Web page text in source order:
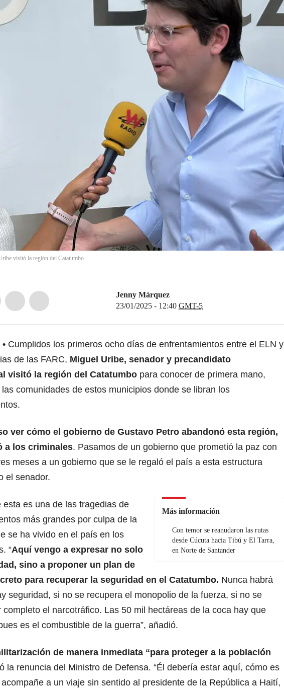
visitó la región del Catatumbo.
Jenny Márquez
23/01/2025 - 12:40 GMT-5
Cumplidos los primeros ocho días de enfrentamientos entre el ELN y
de las FARC, Miguel Uribe, senador y precandidato
visitó la región del Catatumbo para conocer de primera mano,
comunidades de estos municipios donde se libran los
ver cómo el gobierno de Gustavo Petro abandonó esta región,
a los criminales. Pasamos de un gobierno que prometió la paz con
meses a un gobierno que se le regaló el país a esta estructura
el senador.
Más información
Con temor se reanudaron las rutas
desde Cúcuta hacia Tibú y El Tarra,
en Norte de Santander
esta es una de las tragedias de
más grandes por culpa de la
se ha vivido en el país en los
“Aquí vengo a expresar no solo
sino a proponer un plan de
para recuperar la seguridad en el Catatumbo. Nunca habrá
seguridad, si no se recupera el monopolio de la fuerza, si no se
completo el narcotráfico. Las 50 mil hectáreas de la coca hay que
es el combustible de la guerra”, añadió.
de manera inmediata “para proteger a la población
la renuncia del Ministro de Defensa. “Él debería estar aquí, cómo es
a un viaje sin sentido al presidente de la República a Haití,